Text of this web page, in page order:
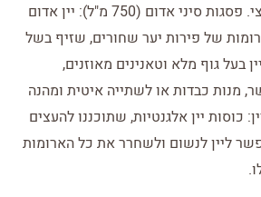
גבינות רכות ואירוח קיצי. פסגות סיני אדום (750 מ"ל): יין אדום
של פירות יער שחורים, שזיף בשל
בעל גוף מלא וטאנינים מאוזנים,
מנות כבדות או לשתייה איטית ומהנה
כוסות יין אלגנטיות, שתוכננו להעצים
ליין לנשום ולשחרר את כל הארומות